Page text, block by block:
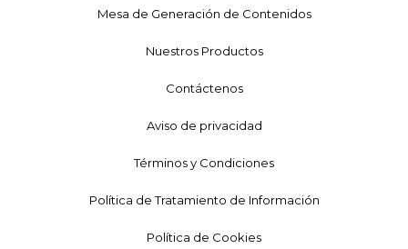
Mesa de Generación de Contenidos
Nuestros Productos
Contáctenos
Aviso de privacidad
Términos y Condiciones
Política de Tratamiento de Información
Política de Cookies